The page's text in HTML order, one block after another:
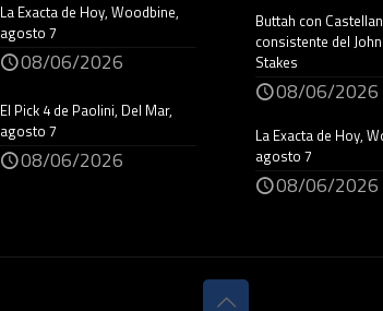
La Exacta de Hoy, Woodbine,
agosto 7
08/06/2026
El Pick 4 de Paolini, Del Mar,
agosto 7
08/06/2026
Buttah con
consistente del
Stakes
08/06/2026
La Exacta de Hoy,
agosto 7
08/06/2026